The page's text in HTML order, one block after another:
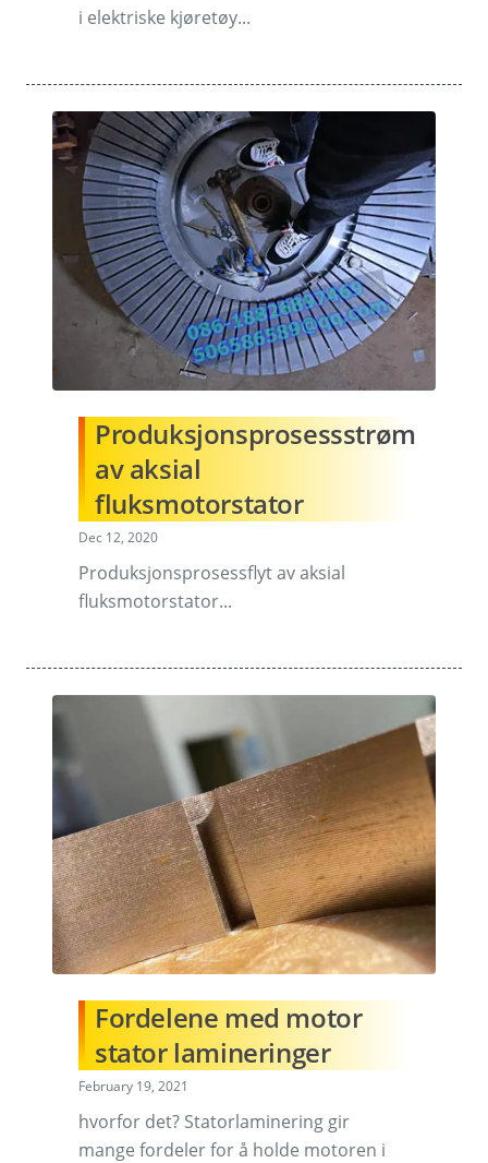
i elektriske kjøretøy...
Produksjonsprosessstrøm
av aksial
fluksmotorstator
Dec 12, 2020
Produksjonsprosessflyt av aksial
fluksmotorstator...
Fordelene med motor
stator lamineringer
February 19, 2021
hvorfor det? Statorlaminering gir
mange fordeler for å holde motoren i